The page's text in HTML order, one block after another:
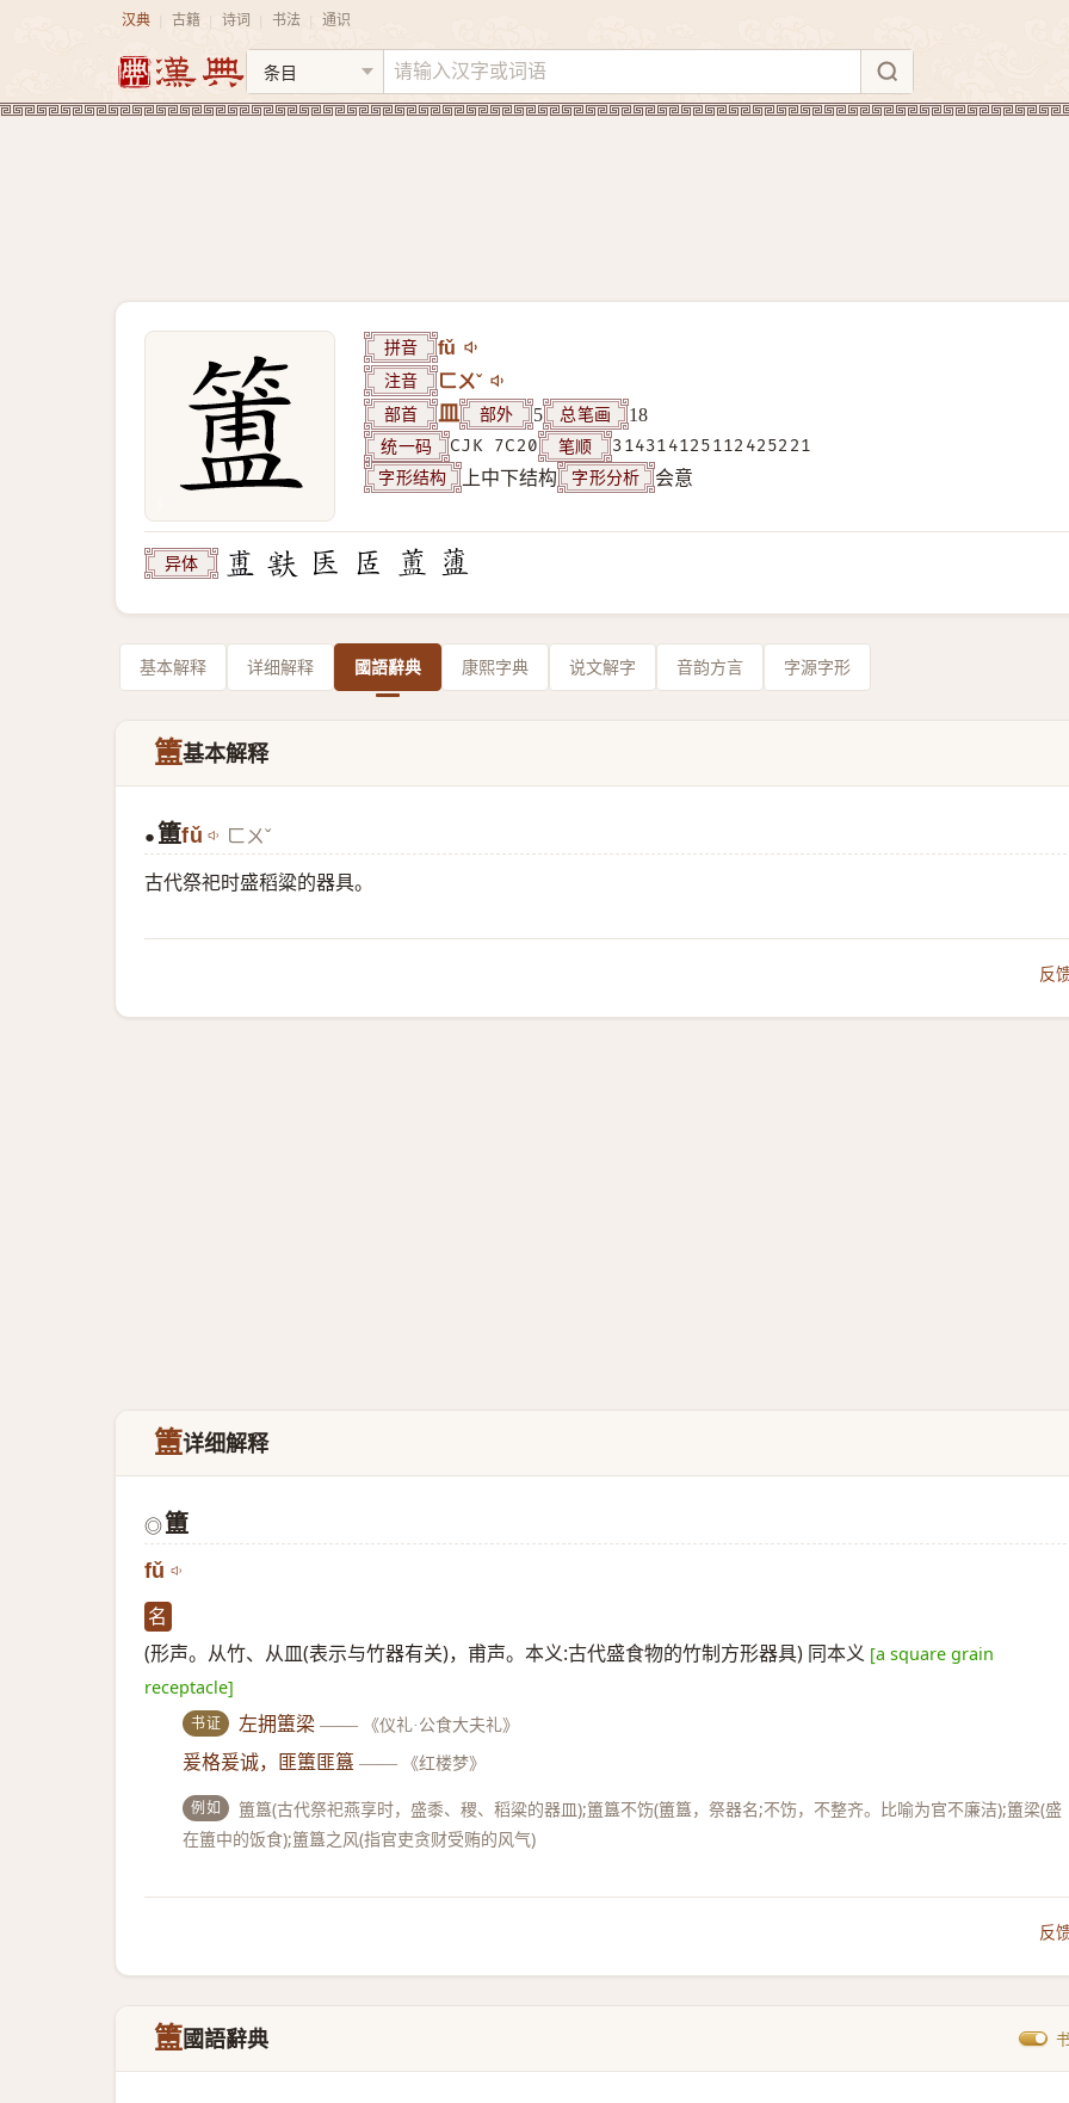
汉典 古籍 诗词 书法 通识
拼音 fǔ
注音 ㄈㄨˇ
部首 皿 部外 5 总笔画 18
统一码 CJK 7C20 笔顺 314314125112425221
字形结构 上中下结构 字形分析 会意
异体
基本解释 详细解释 國語辭典 康熙字典 说文解字 音韵方言 字源字形
簠基本解释
● 簠fǔ ㄈㄨˇ
古代祭祀时盛稻粱的器具。
反
簠详细解释
◎簠
fǔ
名
(形声。从竹、从皿(表示与竹器有关)，甫声。本义:古代盛食物的竹制方形器具) 同本义 [a square grain
receptacle]
书证 左拥簠梁 —— 《仪礼·公食大夫礼》
爰格爰诚，匪簠匪簋 —— 《红楼梦》
例如
簠簋(古代祭祀燕享时，盛黍、稷、稻粱的器皿);簠簋不饬(簠簋，祭器名;不饬，不整齐。比喻为官不廉洁);簠梁(盛
在簠中的饭食);簠簋之风(指官吏贪财受贿的风气)
反
簠國語辭典